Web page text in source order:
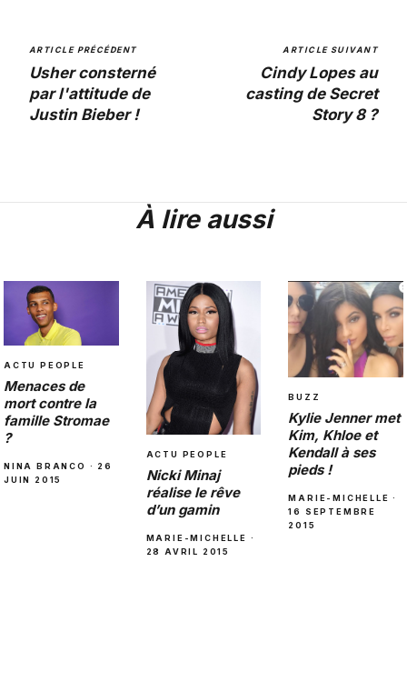
ARTICLE PRÉCÉDENT
Usher consterné
par l'attitude de
Justin Bieber !
ARTICLE SUIVANT
Cindy Lopes au
casting de Secret
Story 8 ?
À lire aussi
ACTU PEOPLE
Menaces de
mort contre la
famille Stromae
?
NINA BRANCO · 26
JUIN 2015
ACTU PEOPLE
Nicki Minaj
réalise le rêve
d’un gamin
MARIE-MICHELLE ·
28 AVRIL 2015
BUZZ
Kylie Jenner met
Kim, Khloe et
Kendall à ses
pieds !
MARIE-MICHELLE ·
16 SEPTEMBRE
2015